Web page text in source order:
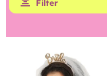
Filter